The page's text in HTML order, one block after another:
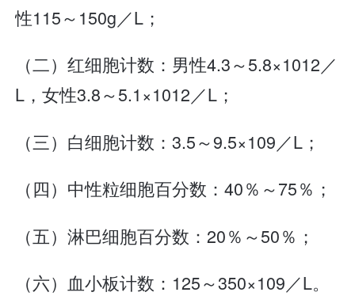
性115～150g／L；
（二）红细胞计数：男性4.3～5.8×1012／
L，女性3.8～5.1×1012／L；
（三）白细胞计数：3.5～9.5×109／L；
（四）中性粒细胞百分数：40％～75％；
（五）淋巴细胞百分数：20％～50％；
（六）血小板计数：125～350×109／L。